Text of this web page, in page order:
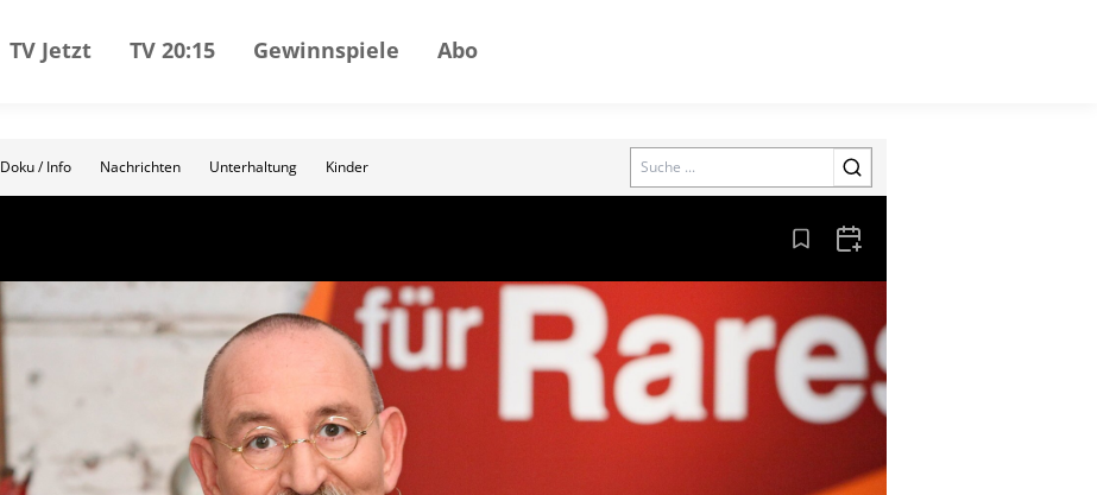
TV Jetzt TV 20:15 Gewinnspiele Abo
Doku / Info Nachrichten Unterhaltung Kinder Search
Aus den Lesezeichen entfernen
Zum Kalender hinzufügen